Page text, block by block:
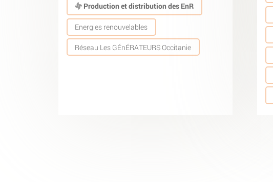
Production et distribution des EnR
Energies renouvelables
Réseau Les GÉnÉRATEURS Occitanie